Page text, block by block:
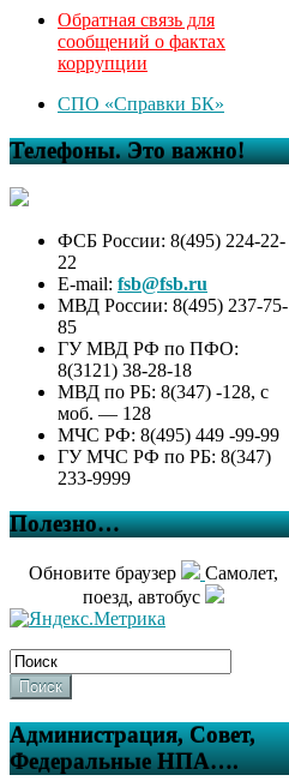
Обратная связь для
сообщений о фактах
коррупции
СПО «Справки БК»
Телефоны. Это важно!
ФСБ России: 8(495) 224-22-
22
E-mail: fsb@fsb.ru
МВД России: 8(495) 237-75-
85
ГУ МВД РФ по ПФО:
8(3121) 38-28-18
МВД по РБ: 8(347) -128, с
моб. — 128
МЧС РФ: 8(495) 449 -99-99
ГУ МЧС РФ по РБ: 8(347)
233-9999
Полезно…
Обновите браузер
Самолет,
поезд, автобус
Поиск
Администрация, Совет,
Федеральные НПА….